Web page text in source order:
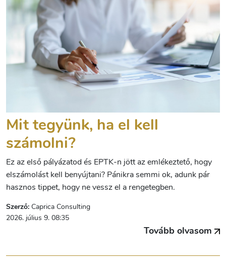
Mit tegyünk, ha el kell
számolni?
Ez az első pályázatod és EPTK-n jött az emlékeztető, hogy
elszámolást kell benyújtani? Pánikra semmi ok, adunk pár
hasznos tippet, hogy ne vessz el a rengetegben.
Szerző: Caprica Consulting
2026. július 9. 08:35
Tovább olvasom